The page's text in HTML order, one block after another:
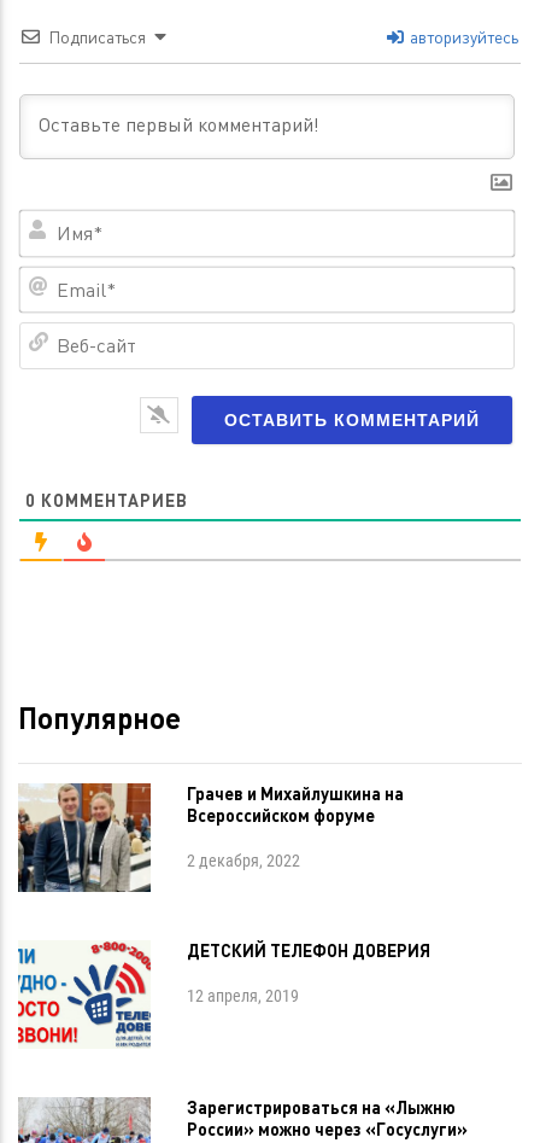
Подписаться авторизуйтесь
0 КОММЕНТАРИЕВ
Популярное
Грачев и Михайлушкина на
Всероссийском форуме
2 декабря, 2022
ДЕТСКИЙ ТЕЛЕФОН ДОВЕРИЯ
12 апреля, 2019
Зарегистрироваться на «Лыжню
России» можно через «Госуслуги»